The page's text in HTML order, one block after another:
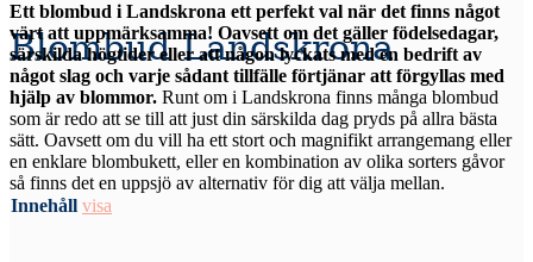
Blombud Landskrona
Ett blombud i Landskrona ett perfekt val när det finns något
värt att uppmärksamma! Oavsett om det gäller födelsedagar,
särskilda högtider eller att någon lyckats med en bedrift av
något slag och varje sådant tillfälle förtjänar att förgyllas med
hjälp av blommor.
som är redo att se till att just din särskilda dag pryds på allra bästa
sätt. Oavsett om du vill ha ett stort och magnifikt arrangemang eller
en enklare blombukett, eller en kombination av olika sorters gåvor
så finns det en uppsjö av alternativ för dig att välja mellan.
Innehåll visa